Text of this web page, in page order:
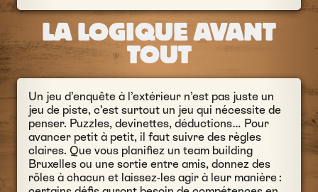
LA LOGIQUE AVANT
TOUT
Un jeu d’enquête à l’extérieur n’est pas juste un
jeu de piste, c’est surtout un jeu qui nécessite de
penser. Puzzles, devinettes, déductions… Pour
avancer petit à petit, il faut suivre des règles
claires. Que vous planifiez un team building
Bruxelles ou une sortie entre amis, donnez des
rôles à chacun et laissez-les agir à leur manière :